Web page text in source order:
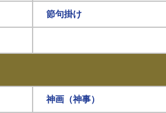
節句掛け
神画（神事）